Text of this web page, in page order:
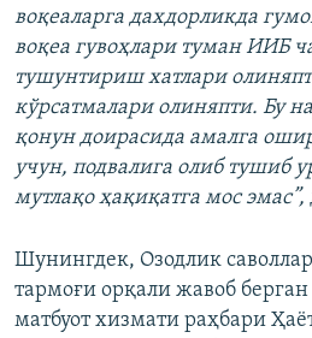
воқеаларга дахдорликда
воқеа гувоҳлари туман ИИБ
тушунтириш хатлари
кўрсатмалари олиняпти. Бу
қонун доирасида амалга
учун, подвалига олиб тушиб
мутлақо ҳақиқатга мос эмас”,
Шунингдек, Озодлик
тармоғи орқали жавоб
матбуот хизмати раҳбари